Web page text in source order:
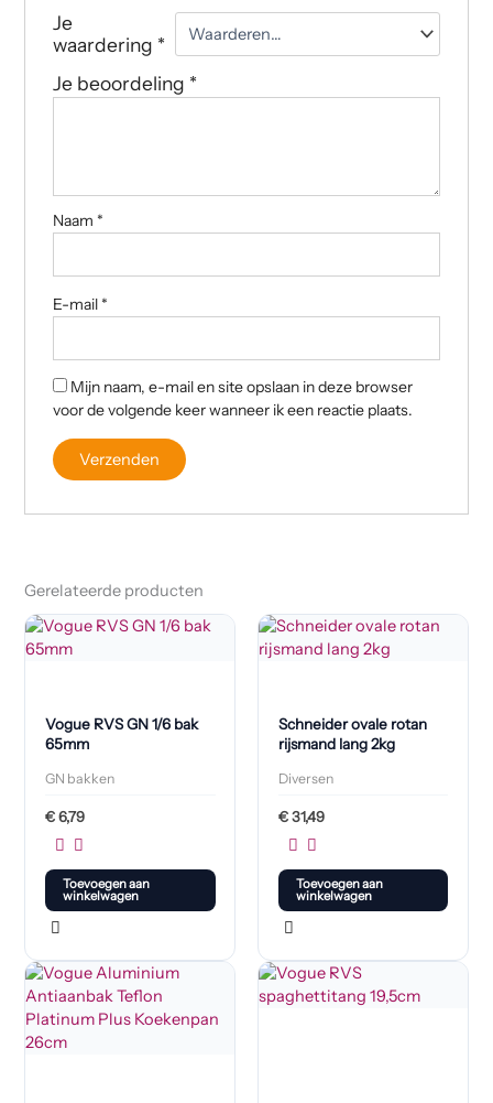
Je
waardering *
Je beoordeling *
Naam *
E-mail *
Mijn naam, e-mail en site opslaan in deze browser
voor de volgende keer wanneer ik een reactie plaats.
Gerelateerde producten
Vogue RVS GN 1/6 bak
65mm
GN bakken
€6,79
Toevoegen aan
winkelwagen
Schneider ovale rotan
rijsmand lang 2kg
Diversen
€31,49
Toevoegen aan
winkelwagen